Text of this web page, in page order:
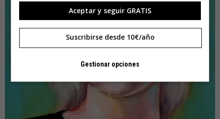
Aceptar y seguir GRATIS
Suscribirse desde 10€/año
Gestionar opciones